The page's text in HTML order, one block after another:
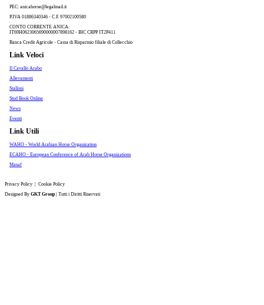
PEC: anicahorse@legalmail.it
P.IVA 01886340346 - C.F. 97002100580
CONTO CORRENTE ANICA:
IT69H0623065690000007898162 - BIC CRPP IT2P411
Banca Credit Agricole - Cassa di Risparmio filiale di Collecchio
Link Veloci
Il Cavallo Arabo
Allevamenti
Stalloni
Stud Book Online
News
Eventi
Link Utili
WAHO - World Arabian Horse Organization
ECAHO - European Conference of Arab Horse Organizations
Masaf
Privacy Policy
Cookie Policy
Designed By GKT Group | Tutti i Diritti Riservati